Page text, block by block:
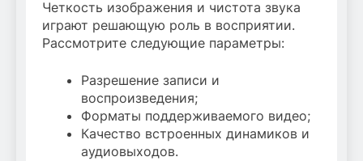
Четкость изображения и чистота звука
играют решающую роль в восприятии.
Рассмотрите следующие параметры:
Разрешение записи и
воспроизведения;
Форматы поддерживаемого видео;
Качество встроенных динамиков и
аудиовыходов.